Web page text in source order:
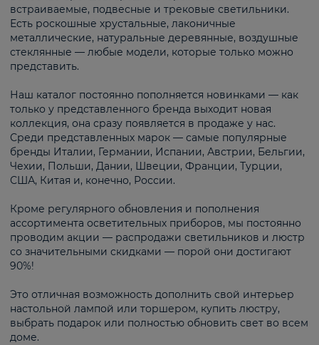
встраиваемые, подвесные и трековые светильники.
Есть роскошные хрустальные, лаконичные
металлические, натуральные деревянные, воздушные
стеклянные — любые модели, которые только можно
представить.
Наш каталог постоянно пополняется новинками — как
только у представленного бренда выходит новая
коллекция, она сразу появляется в продаже у нас.
Среди представленных марок — самые популярные
бренды Италии, Германии, Испании, Австрии, Бельгии,
Чехии, Польши, Дании, Швеции, Франции, Турции,
США, Китая и, конечно, России.
Кроме регулярного обновления и пополнения
ассортимента осветительных приборов, мы постоянно
проводим акции — распродажи светильников и люстр
со значительными скидками — порой они достигают
90%!
Это отличная возможность дополнить свой интерьер
настольной лампой или торшером, купить люстру,
выбрать подарок или полностью обновить свет во всем
доме.